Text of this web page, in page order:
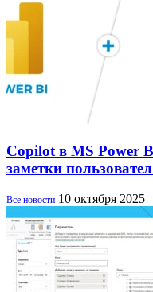
Copilot в MS Power
заметки
Все новости 10 октября 2025